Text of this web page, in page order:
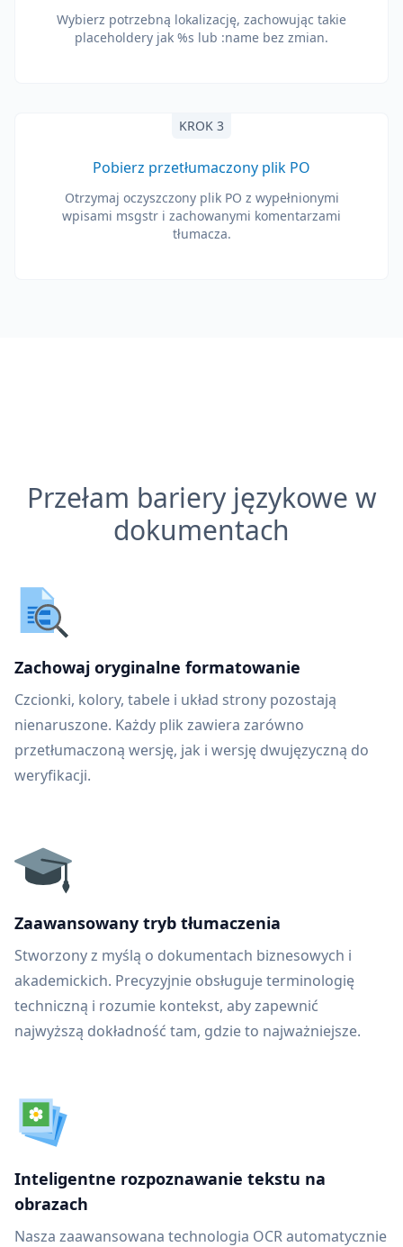
Wybierz potrzebną lokalizację, zachowując takie
placeholdery jak %s lub :name bez zmian.
KROK 3
Pobierz przetłumaczony plik PO
Otrzymaj oczyszczony plik PO z wypełnionymi
wpisami msgstr i zachowanymi komentarzami
tłumacza.
Przełam bariery językowe w
dokumentach
Zachowaj oryginalne formatowanie
Czcionki, kolory, tabele i układ strony pozostają
nienaruszone. Każdy plik zawiera zarówno
przetłumaczoną wersję, jak i wersję dwujęzyczną do
weryfikacji.
Zaawansowany tryb tłumaczenia
Stworzony z myślą o dokumentach biznesowych i
akademickich. Precyzyjnie obsługuje terminologię
techniczną i rozumie kontekst, aby zapewnić
najwyższą dokładność tam, gdzie to najważniejsze.
Inteligentne rozpoznawanie tekstu na
obrazach
Nasza zaawansowana technologia OCR automatycznie